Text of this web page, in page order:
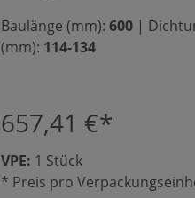
Baulänge (mm): 600 |
(mm): 114-134
657,41 €*
VPE: 1 Stück
* Preis pro